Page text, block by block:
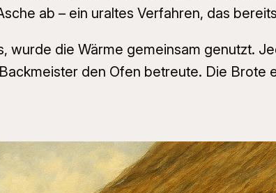
ab – ein uraltes Verfahren, das
wurde die Wärme gemeinsam genutzt.
den Ofen betreute. Die Brote